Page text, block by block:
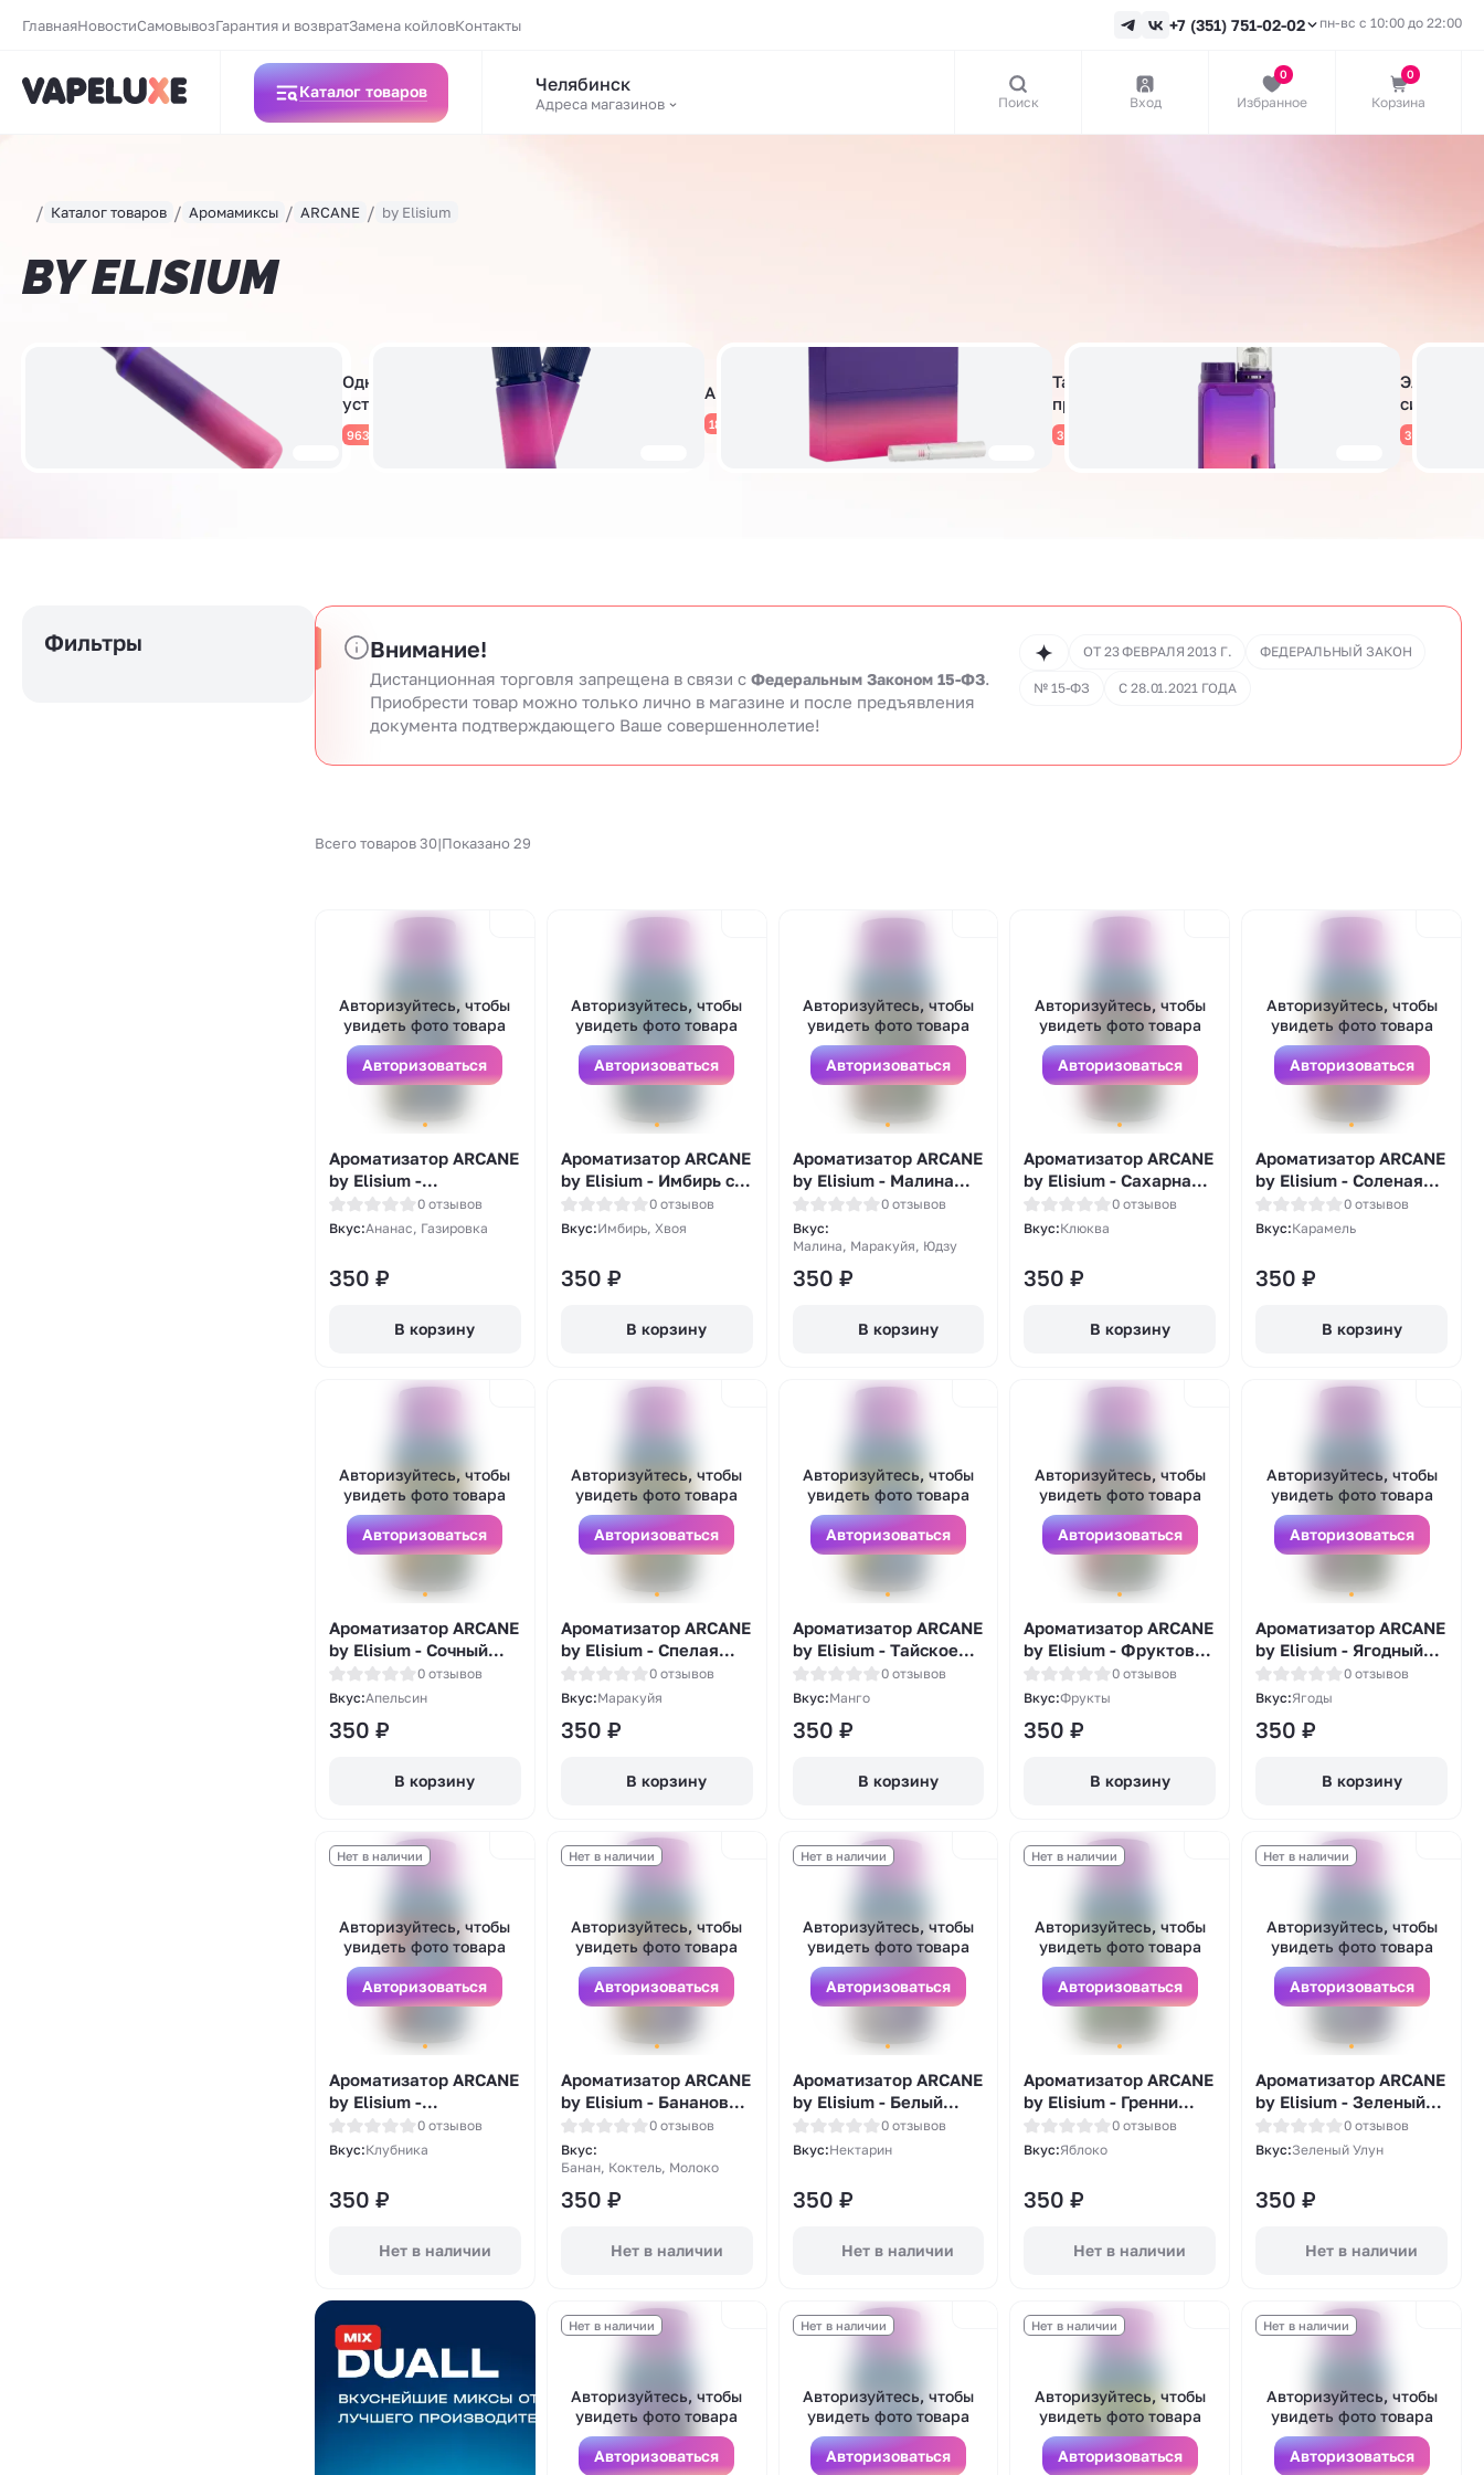
ГлавнаяНовостиСамовывозГарантия и возвратЗамена койловКонтакты +7 (351) 751-02-02 пн-вс с 10:00 до 22:00
Каталог товаров Челябинск
Адреса магазинов Поиск Вход
0
Избранное
0
Корзина
Каталог товаров Аромамиксы ARCANE by Elisium
BY ELISIUM
Одноразовые
устройства
963 товара
Аромамиксы
1808 товаров
Табачная
продукция
38 товаров
сигареты
332 товара
Фильтры Внимание!
Дистанционная торговля запрещена в связи c Федеральным Законом 15-ФЗ.
Приобрести товар можно только лично в магазине и после предъявления
документа подтверждающего Ваше совершеннолетие!
ОТ 23 ФЕВРАЛЯ 2013 Г. ФЕДЕРАЛЬНЫЙ ЗАКОН
№ 15-ФЗ С 28.01.2021 ГОДА
Всего товаров 30|Показано 29
Авторизуйтесь, чтобы
увидеть фото товара
Авторизоваться
Ароматизатор ARCANE
by Elisium -
Ананасовая газировка
14мл
0 отзывов
Вкус:Ананас, Газировка
350 ₽
В корзину
Авторизуйтесь, чтобы
увидеть фото товара
Авторизоваться
Ароматизатор ARCANE
by Elisium - Имбирь с
Хвоей 14мл0 отзывов
Вкус:Имбирь, Хвоя
350 ₽
В корзину
Авторизуйтесь, чтобы
увидеть фото товара
Авторизоваться
Ароматизатор ARCANE
by Elisium - Малина
маракуйя юдзу 14мл
0 отзывов
Вкус:
Малина, Маракуйя, Юдзу
350 ₽
В корзину
Авторизуйтесь, чтобы
увидеть фото товара
Авторизоваться
Ароматизатор ARCANE
by Elisium - Сахарная
Клюква 14мл0 отзывов
Вкус:Клюква
350₽
В корзину
Авторизуйтесь, чтобы
увидеть фото товара
Авторизоваться
Ароматизатор ARCANE
by Elisium - Соленая
Карамель 14мл
0 отзывов
Вкус:Карамель
350₽
В корзину
Авторизуйтесь, чтобы
увидеть фото товара
Авторизоваться
Ароматизатор ARCANE
by Elisium - Сочный
Апельсин 14мл
0 отзывов
Вкус:Апельсин
350 ₽
В корзину
Авторизуйтесь, чтобы
увидеть фото товара
Авторизоваться
Ароматизатор ARCANE
by Elisium - Спелая
Маракуйя 14мл
0 отзывов
Вкус:Маракуйя
350 ₽
В корзину
Авторизуйтесь, чтобы
увидеть фото товара
Авторизоваться
Ароматизатор ARCANE
by Elisium - Тайское
Манго 14мл0 отзывов
Вкус:Манго
350 ₽
В корзину
Авторизуйтесь, чтобы
увидеть фото товара
Авторизоваться
Ароматизатор ARCANE
by Elisium - Фруктовая
Оппунция 14мл
0 отзывов
Вкус:Фрукты
350₽
В корзину
Авторизуйтесь, чтобы
увидеть фото товара
Авторизоваться
Ароматизатор ARCANE
by Elisium - Ягодный
микс 14мл0 отзывов
Вкус:Ягоды
350₽
В корзину
Нет в наличии
Авторизуйтесь, чтобы
увидеть фото товара
Авторизоваться
Ароматизатор ARCANE
by Elisium -
Альпийская Клубника
14мл
0 отзывов
Вкус:Клубника
350 ₽
Нет в наличии
Нет в наличии
Авторизуйтесь, чтобы
увидеть фото товара
Авторизоваться
Ароматизатор ARCANE
by Elisium - Банановый
Молочный Коктейль
14мл
0 отзывов
Вкус:
Банан, Коктель, Молоко
350 ₽
Нет в наличии
Нет в наличии
Авторизуйтесь, чтобы
увидеть фото товара
Авторизоваться
Ароматизатор ARCANE
by Elisium - Белый
Нектарин 14мл
0 отзывов
Вкус:Нектарин
350 ₽
Нет в наличии
Нет в наличии
Авторизуйтесь, чтобы
увидеть фото товара
Авторизоваться
Ароматизатор ARCANE
by Elisium - Гренни
смит 14мл 0 отзывов
Вкус:Яблоко
350₽
Нет в наличии
Нет в наличии
Авторизуйтесь, чтобы
увидеть фото товара
Авторизоваться
Ароматизатор ARCANE
by Elisium - Зеленый
Улун 14мл 0 отзывов
Вкус:Зеленый Улун
350₽
Нет в наличии
Нет в наличии
Авторизуйтесь, чтобы
увидеть фото товара
Авторизоваться
Нет в наличии
Авторизуйтесь, чтобы
увидеть фото товара
Авторизоваться
Нет в наличии
Авторизуйтесь, чтобы
увидеть фото товара
Авторизоваться
Нет в наличии
Авторизуйтесь, чтобы
увидеть фото товара
Авторизоваться
Зарегистрироваться